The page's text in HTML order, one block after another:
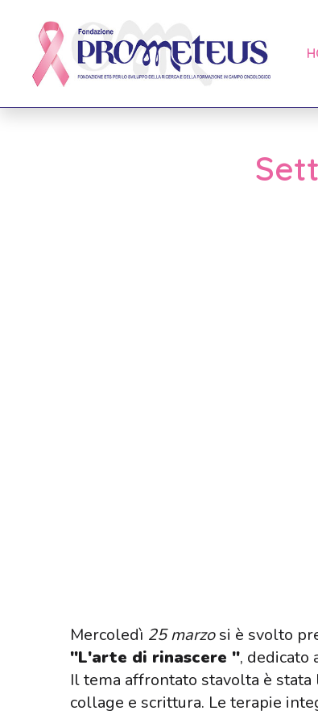
Mercoledì 25 marzosi è svolto
"L'arte di rinascere ", dedicato
Il tema affrontato stavolta è
collage e scrittura. Le terapie